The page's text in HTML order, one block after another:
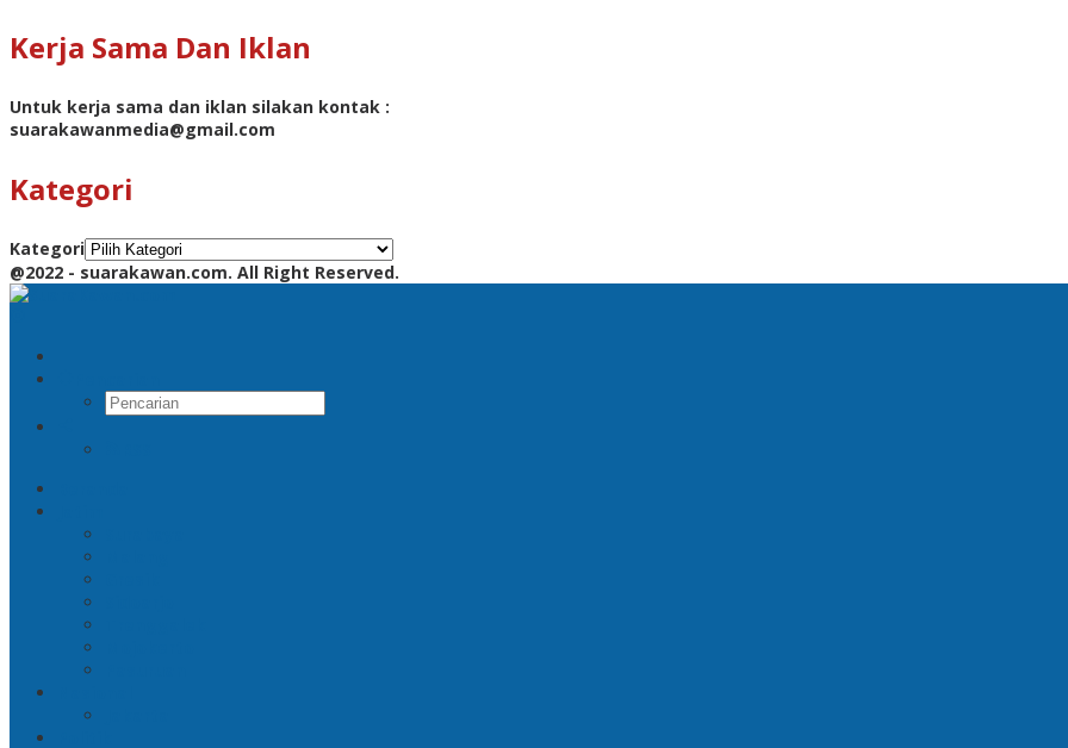
Kerja Sama Dan Iklan
Untuk kerja sama dan iklan silakan kontak :
suarakawanmedia@gmail.com
Kategori
Kategori
@2022 - suarakawan.com. All Right Reserved.